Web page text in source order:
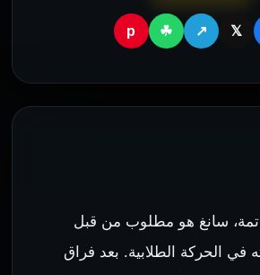
𝕏
↗
☘
p
سانغ هو مطلوب من قبل
في الحركة الطلابية. بعد فراق